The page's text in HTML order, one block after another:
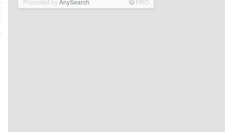
Promoted byAnySearch PRO